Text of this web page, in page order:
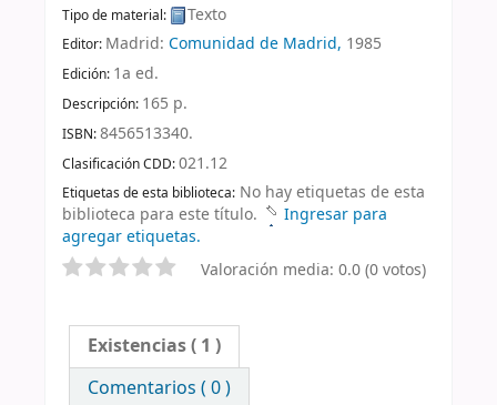
Tipo de material: Texto
Editor: Madrid: Comunidad de Madrid, 1985
Edición: 1a ed.
Descripción: 165 p.
ISBN:8456513340.
Clasificación CDD:021.12
Etiquetas de esta biblioteca: No hay etiquetas de esta
biblioteca para este título.
Ingresar para
agregar etiquetas.
Valoración media: 0.0 (0 votos)
Existencias( 1 )
Comentarios ( 0 )